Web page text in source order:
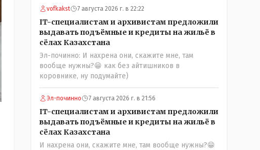
vofkakst 7 августа 2026 г. в 22:22
IT-специалистам и архивистам предложили
выдавать подъёмные и кредиты на жильё в
сёлах Казахстана
Эл-починно: И нахрена они, скажите мне, там
вообще нужны?😁 как без айтишников в
коровнике, ну подумайте)
Эл-починно 7 августа 2026 г. в 21:56
IT-специалистам и архивистам предложили
выдавать подъёмные и кредиты на жильё в
сёлах Казахстана
И нахрена они, скажите мне, там вообще нужны?😁